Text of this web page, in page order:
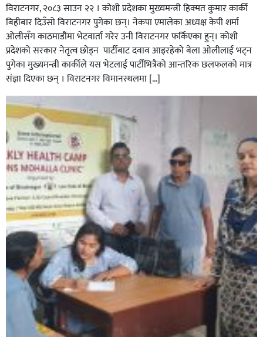
विराटनगर, २०८३ साउन २२ । कोशी प्रदेशका मुख्यमन्त्री हिक्मत कुमार कार्की
बिहीबार दिउँसो विराटनगर पुगेका छन्। नेकपा एमालेका अध्यक्ष केपी शर्मा
ओलीसँग काठमाडौंमा भेटवार्ता गरेर उनी विराटनगर फर्किएका हुन्। काेशी
प्रदेशकाे सरकार नेतृत्व छाेड्न पार्टीबाट दवाव आइरहेकाे बेला ओलीलाई भट्न
पुगेका मुख्यमन्त्री कार्कीले यस भेटलाई पार्टीभित्रैको आन्तरिक छलफलकाे मात्र
संज्ञा दिएका छन् । विराटनगर विमानस्थलमा […]